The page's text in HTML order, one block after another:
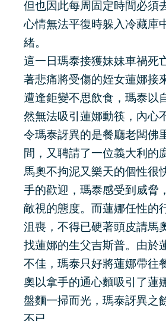
但也因此每周固定時間必須
心情無法平復時躲入冷藏庫
緒。
這一日瑪泰接獲妹妹車禍死
著悲痛將受傷的姪女蓮娜接
遭逢鉅變不思飲食，瑪泰以
然無法吸引蓮娜動筷，內心
令瑪泰訝異的是餐廳老闆佛
間，又聘請了一位義大利
馬奧不拘泥又樂天的個性很
手的歡迎，瑪泰感受到威脅
敵視的態度。而蓮娜任性的
沮喪，不得已硬著頭皮請馬
找蓮娜的生父吉斯普。由於
不佳，瑪泰只好將蓮娜帶往
奧以拿手的通心麵吸引了蓮
盤麵一掃而光，瑪泰訝異之